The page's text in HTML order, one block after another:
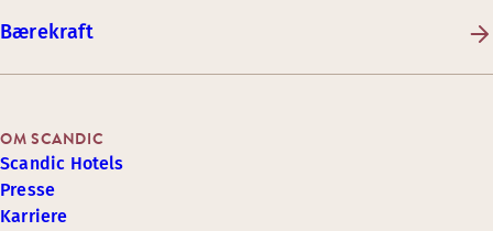
Bærekraft
OM SCANDIC
Scandic Hotels
Presse
Karriere